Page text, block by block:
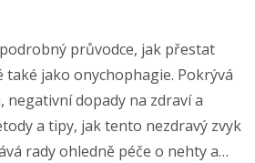
průvodce, jak přestat
také jako onychophagie. Pokrývá
dopady na zdraví a
a tipy, jak tento nezdravý zvyk
rady ohledně péče o nehty a